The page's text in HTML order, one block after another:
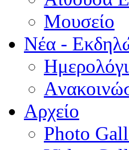
Μουσείο
Νέα -
Αρχείο
Photo